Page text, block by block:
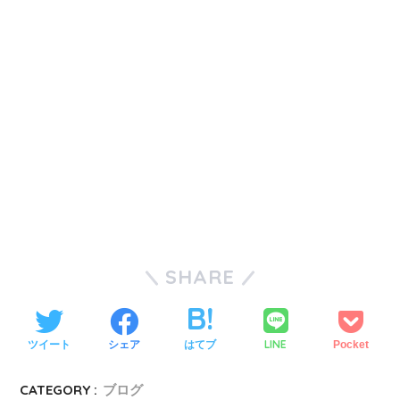
SHARE
ツイート シェア はてブ LINE Pocket
CATEGORY : ブログ